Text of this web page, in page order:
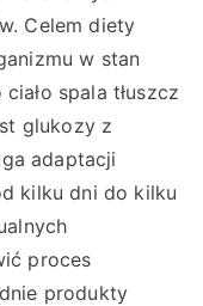
Celem diety
w stan
spala tłuszcz
glukozy z
adaptacji
kilku dni do kilku
proces
produkty